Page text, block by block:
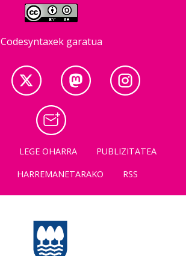
Codesyntaxek garatua
LEGE OHARRA
PUBLIZITATEA
HARREMANETARAKO RSS